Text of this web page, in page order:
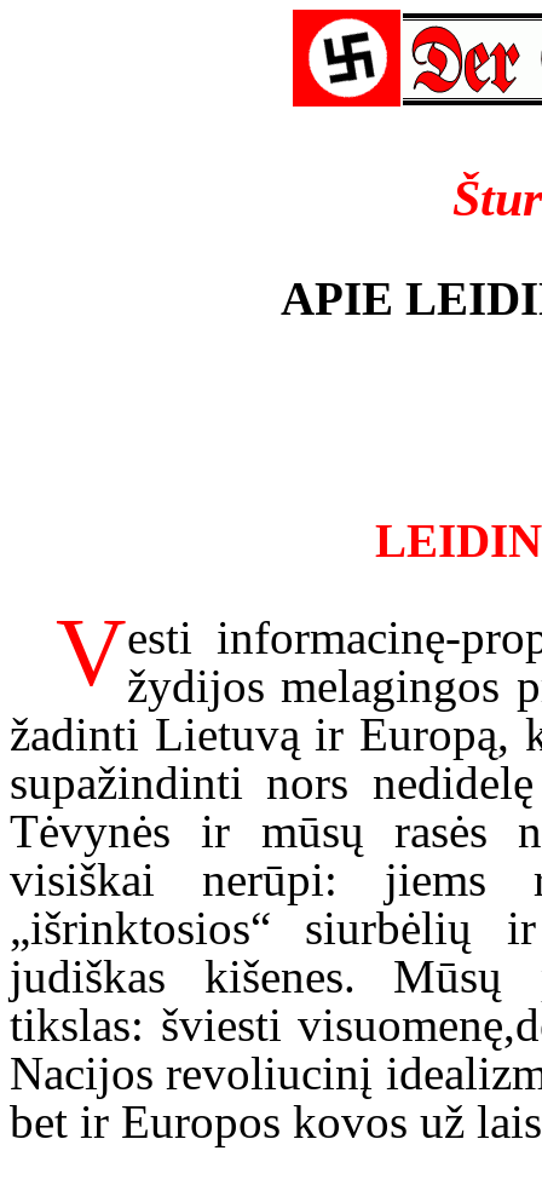
APIE
Vesti informacinę-
žydijos melagingos
žadinti Lietuvą ir Europą,
supažindinti nors
Tėvynės ir mūsų rasės
visiškai nerūpi: jiems
„išrinktosios“ siurbėlių
judiškas kišenes.
tikslas: šviesti
Nacijos revoliucinį
bet ir Europos kovos už